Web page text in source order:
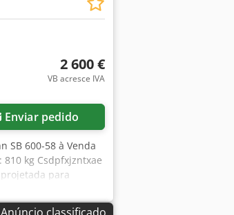
2 600 €
VB acresce IVA
Enviar pedido
SB 600-58 à Venda
kg Csdpfxjzntxae
para
A máquina
o que a torna